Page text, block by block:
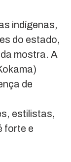
indígenas,
do estado,
mostra. A
de
estilistas,
forte e